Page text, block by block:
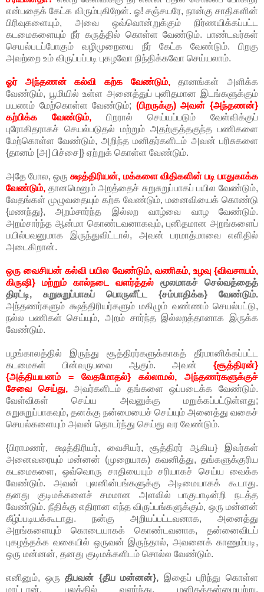
என்பதைக் கேட்க விரும்புகிறேன். ஓ! சஞ்சயரே, நான்கு சாதிகளின்
பிரிவுகளையும், அவை ஒவ்வொன்றுக்கும் நிர்ணயிக்கப்பட்ட
கடமைகளையும் நீர் கருத்தில் கொள்ள வேண்டும். பாண்டவர்கள்
செயல்படப்போகும் வழிமுறையை நீர் கேட்க வேண்டும். பிறகு
அவற்றை உம் விருப்பப்படி புகழவோ நிந்திக்கவோ செய்யலாம்.
ஓர் அந்தணன் கல்வி கற்க வேண்டும்,தானங்கள் அளிக்க
வேண்டும், பூமியில் உள்ள அனைத்துப் புனிதமான இடங்களுக்கும்
பயணம் மேற்கொள்ள வேண்டும்; (பிறருக்கு) அவன் {அந்தணன்}
கற்பிக்க வேண்டும், பிறரால் செய்யப்படும் வேள்விக்குப்
புரோகிதராகச் செயல்படுதல் மற்றும் அதற்குத்தகுந்த பணிகளை
மேற்கொள்ள வேண்டும், அறிந்த மனிதர்களிடம் அவன் பரிசுகளை
{தானம் [அ] பிச்சை]} ஏற்றுக் கொள்ள வேண்டும்.
அதே போல, ஒருக்ஷத்திரியன், மக்களை விதிகளின் படி பாதுகாக்க
வேண்டும், தானமெனும் அறத்தைச் சுறுசுறுப்பாகப் பயில வேண்டும்,
வேதங்கள் முழுவதையும் கற்க வேண்டும், மனைவியைக் கொண்டு
{மணந்து}, அறம்சார்ந்த இல்லற வாழ்வை வாழ வேண்டும்.
அறம்சார்ந்த ஆன்மா கொண்டவனாகவும், புனிதமான அறங்களைப்
பயில்பவனுமாக இருந்துவிட்டால், அவன் பரமாத்மாவை எளிதில்
அடைகிறான்.
ஒரு வைசியன் கல்வி பயில வேண்டும், வணிகம், உழவு {விவசாயம்,
கிருஷி} மற்றும் கால்நடை வளர்த்தல் மூலமாகச் செல்வத்தைத்
திரட்டி, சுறுசுறுப்பாகப் பொருளீட்ட {சம்பாதிக்க} வேண்டும்.
அந்தணர்களும் க்ஷத்திரியர்களும் மகிழும் வண்ணம் செயல்பட்டு,
நல்ல பணிகள் செய்யும், அறம் சார்ந்த இல்லறத்தானாக இருக்க
வேண்டும்.
பழங்காலத்தில் இருந்து சூத்திரர்களுக்காகத் தீர்மானிக்கப்பட்ட
கடமைகள் பின்வருபவை ஆகும். அவன் {சூத்திரன்}
{அத்தியயனம் = வேதமோதல்} கல்லாமல், அந்தணர்களுக்குச்
சேவை செய்து,அவர்களிடம் தங்களை ஒப்படைக்க வேண்டும்.
வேள்விகள் செய்ய அவனுக்கு மறுக்கப்பட்டுள்ளது;
சுறுசுறுப்பாகவும், தனக்கு நன்மையைச் செய்யும் அனைத்து வகைச்
செயல்களையும் அவன் தொடர்ந்து செய்து வர வேண்டும்.
{பிராமணர், க்ஷத்திரியர், வைசியர், சூத்திரர் ஆகிய} இவர்கள்
அனைவரையும் மன்னன் (முறையாக) கவனித்து, தங்களுக்குரிய
கடமைகளை, ஒவ்வொரு சாதியையும் சரியாகச் செய்ய வைக்க
வேண்டும். அவன் புலனின்பங்களுக்கு அடிமையாகக் கூடாது.
தனது குடிமக்களைச் சமமான அளவில் பாகுபாடின்றி நடத்த
வேண்டும். நீதிக்கு எதிரான எந்த விருப்பங்களுக்கும், ஒரு மன்னன்
கீழ்ப்படியக்கூடாது. நன்கு அறியப்பட்டவனாக, அனைத்து
அறங்களையும் கொடையாகக் கொண்டவனாக, தன்னைவிடப்
புகழத்தக்க வகையில் ஒருவன் இருந்தால், அவனைக் காணும்படி,
ஒரு மன்னன், தனது குடிமக்களிடம் சொல்ல வேண்டும்.
எனினும், ஒருதீயவன் {தீய மன்னன்}, இதைப் புரிந்து கொள்ள
மாட்டான். பலத்தில் வளர்ந்து, மனிதத்தன்மையற்று,